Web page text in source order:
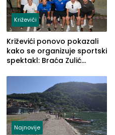
Križevići
Križevići ponovo pokazali
kako se organizuje sportski
spektakl: Braća Zulić
Najnovije